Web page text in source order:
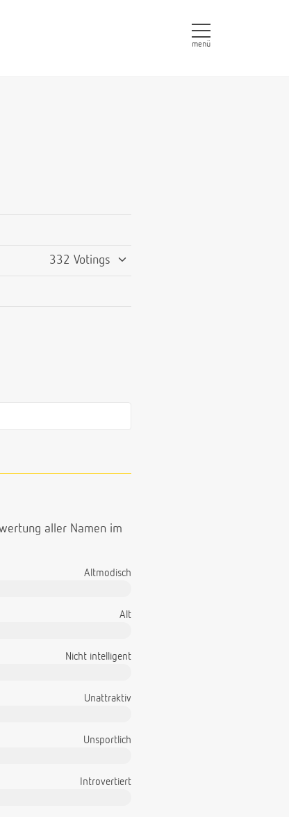
menü
332 Votings
aller Namen im
Altmodisch
Alt
Nicht intelligent
Unattraktiv
Unsportlich
Introvertiert